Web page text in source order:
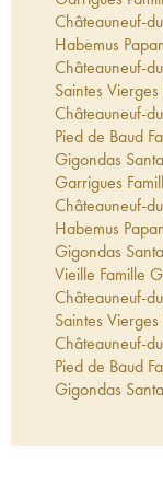
Châteauneuf-
Habemus
Châteauneuf-
Saintes
Châteauneuf-
Pied de Baud
Gigondas
Garrigues
Châteauneuf-
Habemus
Gigondas
Vieille Famille
Châteauneuf-
Saintes
Châteauneuf-
Pied de Baud
Gigondas